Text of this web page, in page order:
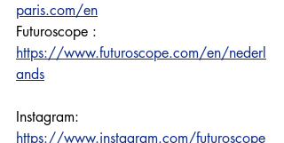
paris.com/en
Futuroscope :
https://www.futuroscope.com/en/nederl
ands
Instagram:
https://www.instagram.com/futuroscope